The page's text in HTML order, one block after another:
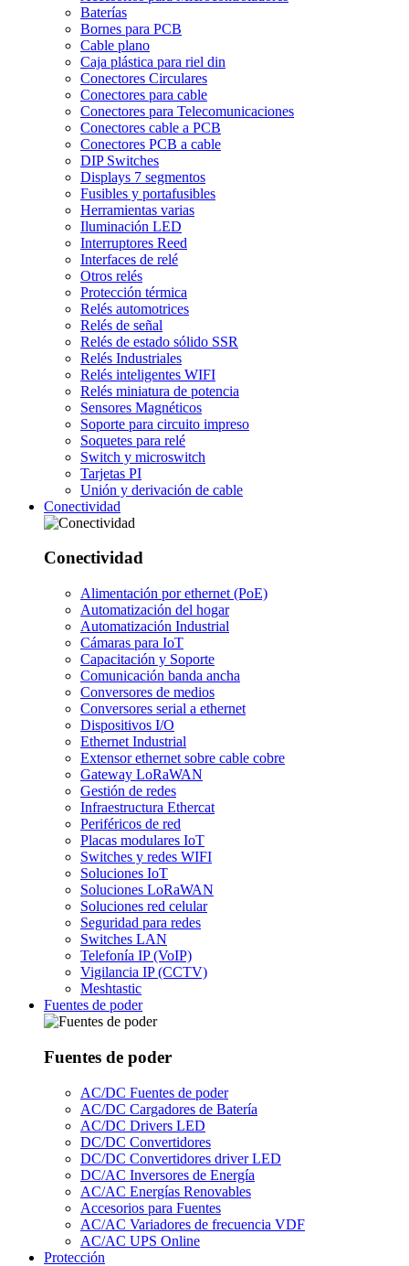
Baterías
Bornes para PCB
Cable plano
Caja plástica para riel din
Conectores Circulares
Conectores para cable
Conectores para Telecomunicaciones
Conectores cable a PCB
Conectores PCB a cable
DIP Switches
Displays 7 segmentos
Fusibles y portafusibles
Herramientas varias
Iluminación LED
Interruptores Reed
Interfaces de relé
Otros relés
Protección térmica
Relés automotrices
Relés de señal
Relés de estado sólido SSR
Relés Industriales
Relés inteligentes WIFI
Relés miniatura de potencia
Sensores Magnéticos
Soporte para circuito impreso
Soquetes para relé
Switch y microswitch
Tarjetas PI
Unión y derivación de cable
Conectividad
Conectividad
Alimentación por ethernet (PoE)
Automatización del hogar
Automatización Industrial
Cámaras para IoT
Capacitación y Soporte
Comunicación banda ancha
Conversores de medios
Conversores serial a ethernet
Dispositivos I/O
Ethernet Industrial
Extensor ethernet sobre cable cobre
Gateway LoRaWAN
Gestión de redes
Infraestructura Ethercat
Periféricos de red
Placas modulares IoT
Switches y redes WIFI
Soluciones IoT
Soluciones LoRaWAN
Soluciones red celular
Seguridad para redes
Switches LAN
Telefonía IP (VoIP)
Vigilancia IP (CCTV)
Meshtastic
Fuentes de poder
Fuentes de poder
AC/DC Fuentes de poder
AC/DC Cargadores de Batería
AC/DC Drivers LED
DC/DC Convertidores
DC/DC Convertidores driver LED
DC/AC Inversores de Energía
AC/AC Energías Renovables
Accesorios para Fuentes
AC/AC Variadores de frecuencia VDF
AC/AC UPS Online
Protección